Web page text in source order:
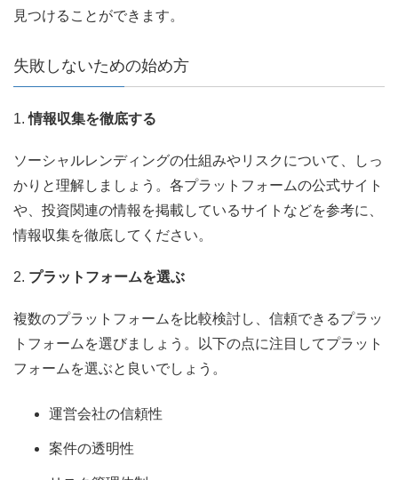
見つけることができます。
失敗しないための始め方
1.情報収集を徹底する
ソーシャルレンディングの仕組みやリスクについて、しっ
かりと理解しましょう。各プラットフォームの公式サイト
や、投資関連の情報を掲載しているサイトなどを参考に、
情報収集を徹底してください。
2. プラットフォームを選ぶ
複数のプラットフォームを比較検討し、信頼できるプラッ
トフォームを選びましょう。以下の点に注目してプラット
フォームを選ぶと良いでしょう。
運営会社の信頼性
案件の透明性